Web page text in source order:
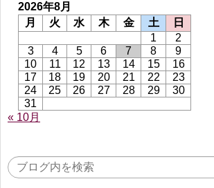
2026年8月
月
火 水 木 金 土
日
1
2
3
4 5 6 7 8
9
10
11 12 13 14 15
16
17
18 19 20 21 22
23
24
25 26 27 28 29
30
31
« 10月